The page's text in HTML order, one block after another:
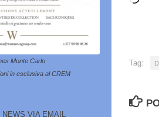
Tag:
Monte Carlo
in esclusiva al CREM
VIA EMAIL